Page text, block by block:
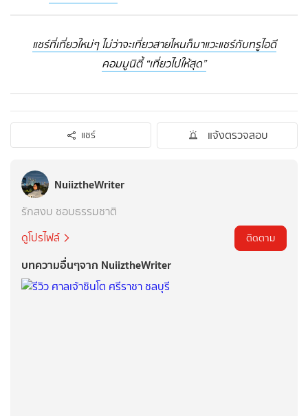
แชร์ที่เที่ยวใหม่ๆ ไม่ว่าจะเที่ยวสายไหนก็มาแวะแชร์กับทรูไอดี
คอมมูนิตี้ “เที่ยวไปให้สุด”
แชร์ แจ้งตรวจสอบ
NuiiztheWriter
รักสงบ​ ชอบธรรมชาติ​
ดูโปรไฟล์
ติดตาม
บทความอื่นๆจาก NuiiztheWriter